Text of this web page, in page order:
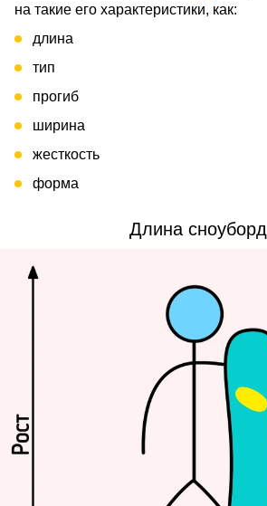
на такие его характеристики, как:
длина
тип
прогиб
ширина
жесткость
форма
Длина